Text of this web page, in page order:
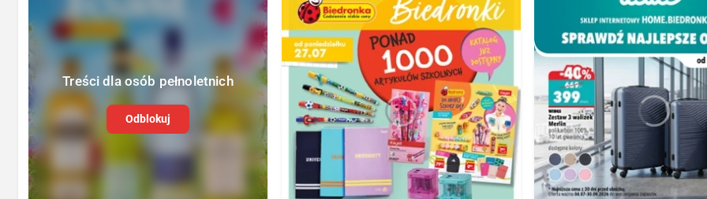
Treści dla osób pełnoletnich
Odblokuj